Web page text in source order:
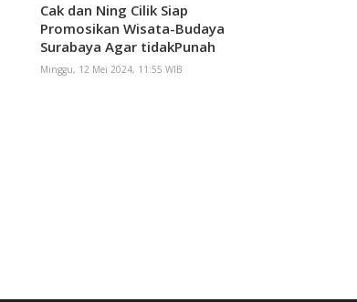
Cak dan Ning Cilik Siap
Promosikan Wisata-Budaya
Surabaya Agar tidakPunah
Minggu, 12 Mei 2024, 11:55 WIB